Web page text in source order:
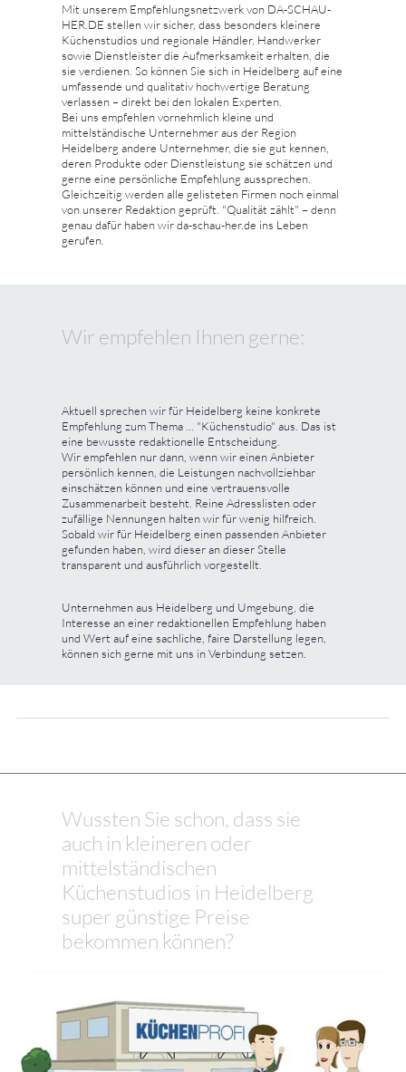
Mit unserem Empfehlungsnetzwerk von DA-SCHAU-
HER.DE stellen wir sicher, dass besonders kleinere
Küchenstudios und regionale Händler, Handwerker
sowie Dienstleister die Aufmerksamkeit erhalten, die
sie verdienen. So können Sie sich in Heidelberg auf eine
umfassende und qualitativ hochwertige Beratung
verlassen – direkt bei den lokalen Experten.
Bei uns empfehlen vornehmlich kleine und
mittelständische Unternehmer aus der Region
Heidelberg andere Unternehmer, die sie gut kennen,
deren Produkte oder Dienstleistung sie schätzen und
gerne eine persönliche Empfehlung aussprechen.
Gleichzeitig werden alle gelisteten Firmen noch einmal
von unserer Redaktion geprüft. "Qualität zählt" – denn
genau dafür haben wir da-schau-her.de ins Leben
gerufen.
Wir empfehlen Ihnen gerne:
Aktuell sprechen wir für Heidelberg keine konkrete
Empfehlung zum Thema ... "Küchenstudio" aus. Das ist
eine bewusste redaktionelle Entscheidung.
Wir empfehlen nur dann, wenn wir einen Anbieter
persönlich kennen, die Leistungen nachvollziehbar
einschätzen können und eine vertrauensvolle
Zusammenarbeit besteht. Reine Adresslisten oder
zufällige Nennungen halten wir für wenig hilfreich.
Sobald wir für Heidelberg einen passenden Anbieter
gefunden haben, wird dieser an dieser Stelle
transparent und ausführlich vorgestellt.
Unternehmen aus Heidelberg und Umgebung, die
Interesse an einer redaktionellen Empfehlung haben
und Wert auf eine sachliche, faire Darstellung legen,
können sich gerne mit uns in Verbindung setzen.
Wussten Sie schon, dass sie
auch in kleineren oder
mittelständischen
Küchenstudios in Heidelberg
super günstige Preise
bekommen können?